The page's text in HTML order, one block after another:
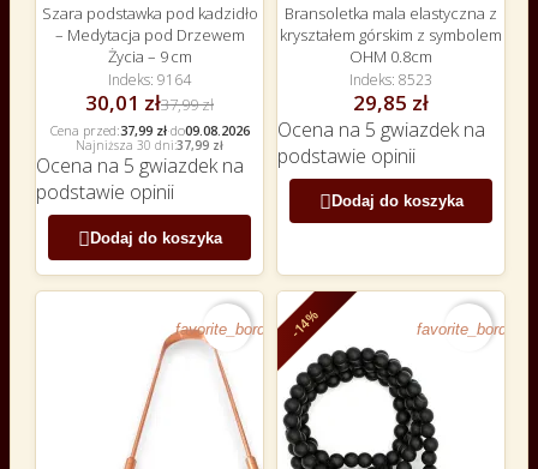
Szara podstawka pod kadzidło
– Medytacja pod Drzewem
Życia – 9 cm
Indeks 9164
30,01 zł37,99 zł
Cena przed:37,99 zł·do09.08.2026
Najniższa 30 dni:37,99 zł
Ocena na 5 gwiazdek na
podstawie opinii
Dodaj do koszyka
Bransoletka mala elastyczna z
kryształem górskim z symbolem
OHM 0.8cm
Indeks 8523
29,85 zł
Ocena na 5 gwiazdek na
podstawie opinii
 Dodaj do koszyka
favorite_border -14% favorite_border